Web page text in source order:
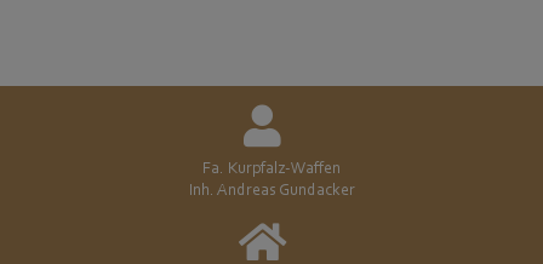
Fa. Kurpfalz-Waffen
Inh. Andreas Gundacker